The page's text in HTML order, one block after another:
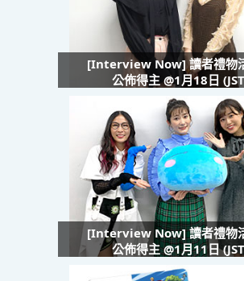
[Interview Now] 讀者禮物
公佈得主 @1月18日
[Interview Now] 讀者禮物
公佈得主 @1月11日